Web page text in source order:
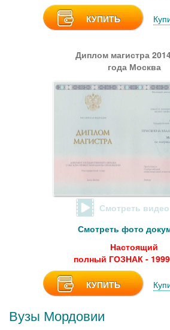
КУПИТЬ
Диплом магистра
года Москва
Смотреть видео
Смотреть фото
Настоящий
полный ГОЗНАК -
КУПИТЬ
Вузы Мордовии